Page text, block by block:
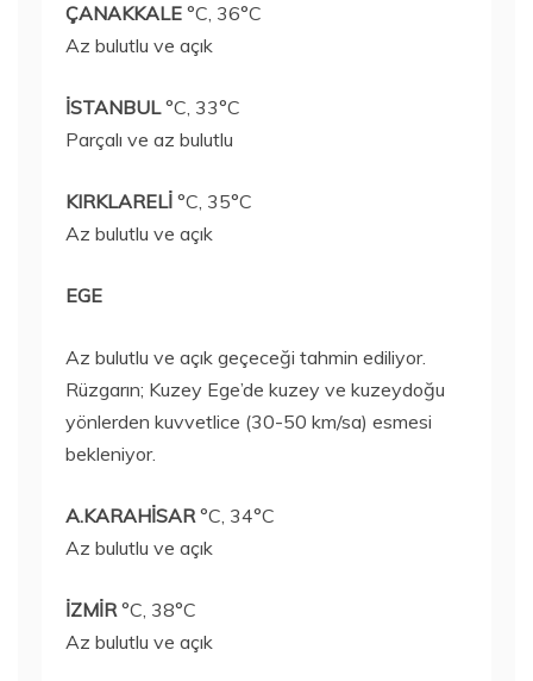
ÇANAKKALE °C, 36°C
Az bulutlu ve açık
İSTANBUL°C, 33°C
Parçalı ve az bulutlu
KIRKLARELİ °C, 35°C
Az bulutlu ve açık
EGE
Az bulutlu ve açık geçeceği tahmin ediliyor.
Rüzgarın; Kuzey Ege’de kuzey ve kuzeydoğu
yönlerden kuvvetlice (30-50 km/sa) esmesi
bekleniyor.
A.KARAHİSAR°C, 34°C
Az bulutlu ve açık
İZMİR°C, 38°C
Az bulutlu ve açık